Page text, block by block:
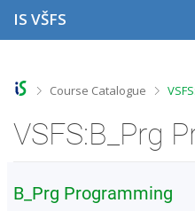
iiii
IS VŠFS
>Course Catalogue >
VSFS:B_Prg
B_Prg Programming